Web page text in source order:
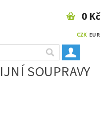
CZK EUR
0 Kč
SOUPRAVY